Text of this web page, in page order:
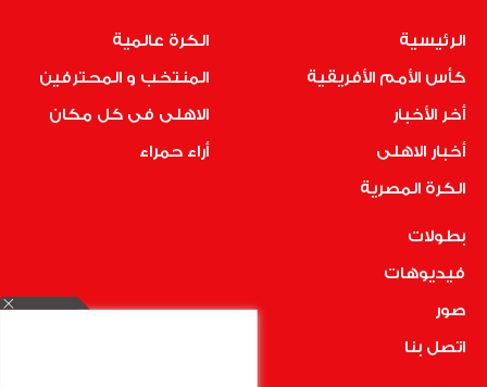
الرئيسية
كأس الأمم الأفريقية
أخر الأخبار
أخبار الاهلى
الكرة المصرية
الكرة عالمية
المنتخب و المحترفين
الاهلى فى كل مكان
أراء حمراء
بطولات
فيديوهات
صور
اتصل بنا